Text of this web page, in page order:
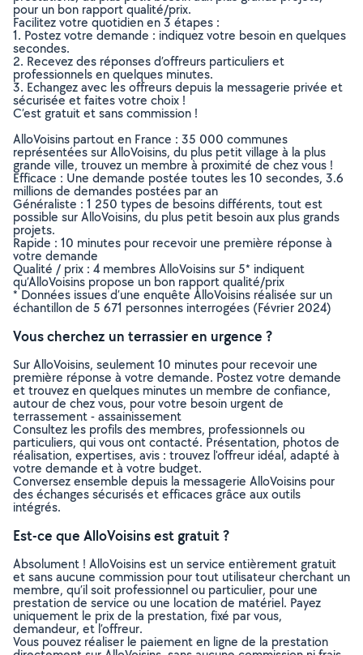
pour un bon rapport qualité/prix.
Facilitez votre quotidien en 3 étapes :
1. Postez votre demande : indiquez votre besoin en quelques
secondes.
2. Recevez des réponses d’offreurs particuliers et
professionnels en quelques minutes.
3. Echangez avec les offreurs depuis la messagerie privée et
sécurisée et faites votre choix !
C’est gratuit et sans commission !
AlloVoisins partout en France : 35 000 communes
représentées sur AlloVoisins, du plus petit village à la plus
grande ville, trouvez un membre à proximité de chez vous !
Efficace : Une demande postée toutes les 10 secondes, 3.6
millions de demandes postées par an
Généraliste : 1 250 types de besoins différents, tout est
possible sur AlloVoisins, du plus petit besoin aux plus grands
projets.
Rapide : 10 minutes pour recevoir une première réponse à
votre demande
Qualité / prix : 4 membres AlloVoisins sur 5* indiquent
qu’AlloVoisins propose un bon rapport qualité/prix
* Données issues d’une enquête AlloVoisins réalisée sur un
échantillon de 5 671 personnes interrogées (Février 2024)
Vous cherchez un terrassier en urgence ?
Sur AlloVoisins, seulement 10 minutes pour recevoir une
première réponse à votre demande. Postez votre demande
et trouvez en quelques minutes un membre de confiance,
autour de chez vous, pour votre besoin urgent de
terrassement - assainissement
Consultez les profils des membres, professionnels ou
particuliers, qui vous ont contacté. Présentation, photos de
réalisation, expertises, avis : trouvez l'offreur idéal, adapté à
votre demande et à votre budget.
Conversez ensemble depuis la messagerie AlloVoisins pour
des échanges sécurisés et efficaces grâce aux outils
intégrés.
Est-ce que AlloVoisins est gratuit ?
Absolument ! AlloVoisins est un service entièrement gratuit
et sans aucune commission pour tout utilisateur cherchant un
membre, qu’il soit professionnel ou particulier, pour une
prestation de service ou une location de matériel. Payez
uniquement le prix de la prestation, fixé par vous,
demandeur, et l’offreur.
Vous pouvez réaliser le paiement en ligne de la prestation